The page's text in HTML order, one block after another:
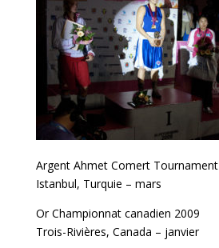
Argent Ahmet Comert Tournament
Istanbul, Turquie – mars
Or Championnat canadien 2009
Trois-Rivières, Canada – janvier